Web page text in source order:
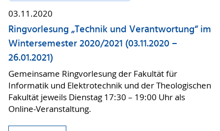
03.11.2020
Ringvorlesung „Technik und Verantwortung“ im
Wintersemester 2020/2021 (03.11.2020 –
26.01.2021)
Gemeinsame Ringvorlesung der Fakultät für
Informatik und Elektrotechnik und der Theologischen
Fakultät jeweils Dienstag 17:30 – 19:00 Uhr als
Online-Veranstaltung.